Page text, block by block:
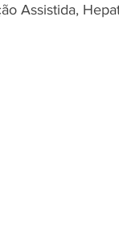
Assistida,